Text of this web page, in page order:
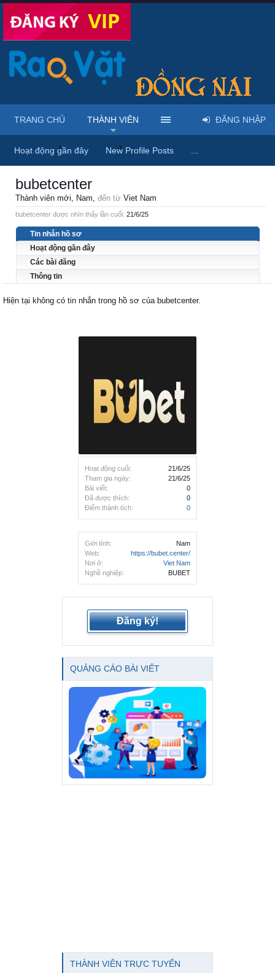
Trang chủ Thành viên bubetcenter
Hoạt động cuối:
21/6/25
Tham gia ngày:
21/6/25
Bài viết:
0
Đã được thích:
0
Điểm thành tích:
0
Giới tính:
Nam
Web:
https://bubet.center/
Nơi ở:
Viet Nam
Nghề nghiệp:
BUBET
bubetcenter
Thành viên mới, Nam, đến từ Viet Nam
bubetcenter được nhìn thấy lần cuối: 21/6/25
Tin nhắn hồ sơ
Hoạt động gần đây
Các bài đăng
Thông tin
Hiện tại không có tin nhắn trong hồ sơ của bubetcenter.
Đăng ký!
QUẢNG CÁO BÀI VIẾT
THÀNH VIÊN TRỰC TUYẾN
TRANG CHỦ THÀNH VIÊN
Hoạt động gần đây New Profile Posts
ĐĂNG NHẬP